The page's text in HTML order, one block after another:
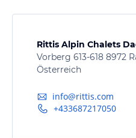
Rittis Alpin Chalets
Vorberg 613-618 8972
Österreich
info@rittis.com
+433687217050